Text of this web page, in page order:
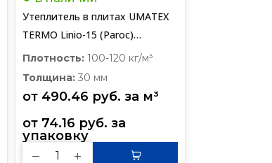
Утеплитель в плитах UMATEX
TERMO Linio-15 (Paroc)
1200*600*30 мм
Плотность: 100-120 кг/м³
Толщина: 30 мм
от 490.46 руб. за м³
от 74.16 руб.
упаковку